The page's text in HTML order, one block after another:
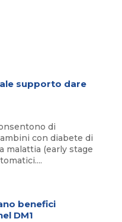
supporto dare
di
con diabete di
malattia (early stage
benefici
DM1